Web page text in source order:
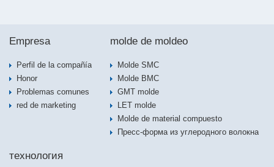
Empresa
Perfil de la compañía
Honor
Problemas comunes
red de marketing
molde de moldeo
Molde SMC
Molde BMC
GMT molde
LET molde
Molde de material compuesto
Пресс-форма из углеродного волокна
технология